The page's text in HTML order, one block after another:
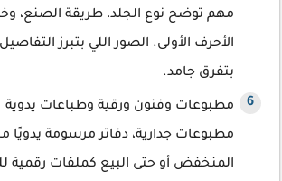
مهم توضح نوع الجلد، طريقة الصنع،
الأحرف الأولى. الصور اللي بتبرز
بتفرق جامد.
مطبوعات وفنون ورقية وطباعات يدوية
مطبوعات جدارية، دفاتر مرسومة يدويًا
المنخفض أو حتى البيع كملفات رقمية